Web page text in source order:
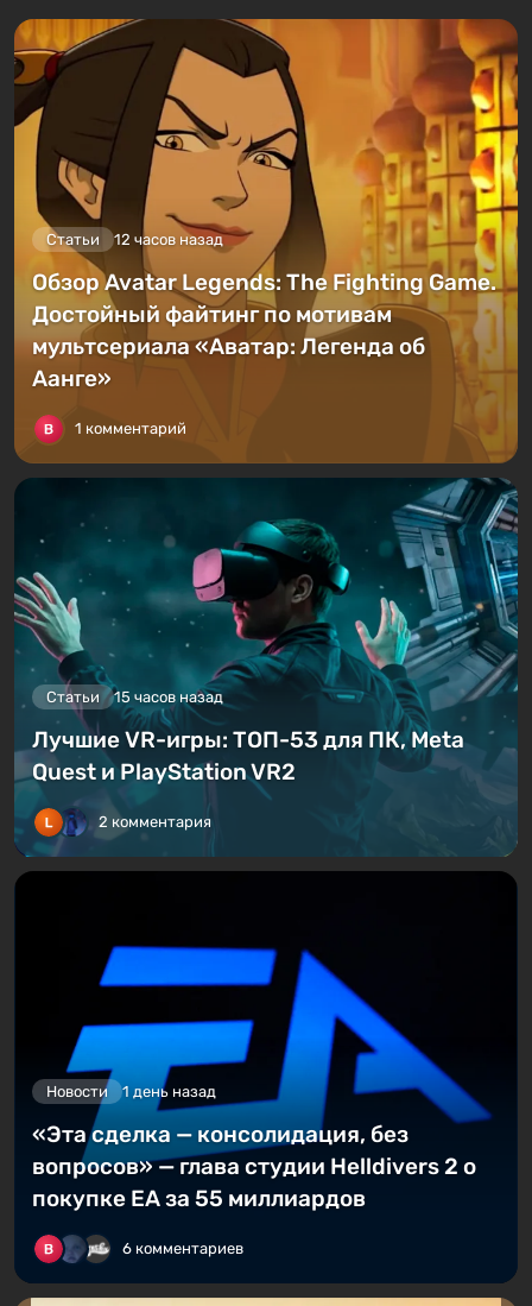
Статьи 12 часов назад
Обзор Avatar Legends: The Fighting Game.
Достойный файтинг по мотивам
мультсериала «Аватар: Легенда об
Аанге»
1 комментарий
Статьи 15 часов назад
Лучшие VR-игры: ТОП-53 для ПК, Meta
Quest и PlayStation VR2
2 комментария
Новости 1 день назад
«Эта сделка — консолидация, без
вопросов» — глава студии Helldivers 2 о
покупке EA за 55 миллиардов
6 комментариев